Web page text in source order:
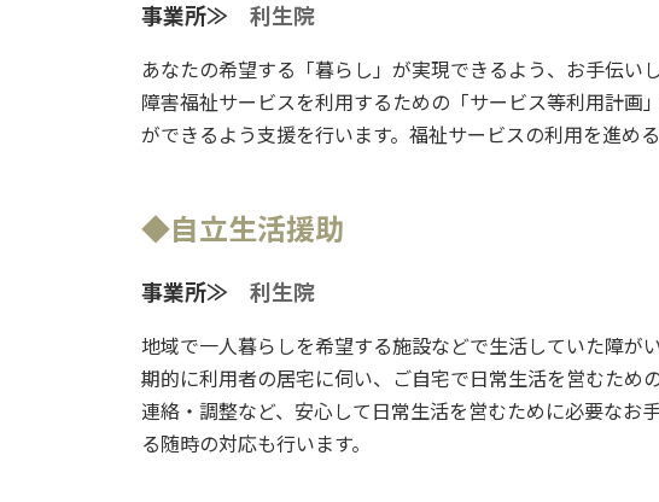
事業所≫ 利生院
あなたの希望する「暮らし」が実現できるよう、お手伝いし
障害福祉サービスを利用するための「サービス等利用計画
ができるよう支援を行います。福祉サービスの利用を進め
◆自立生活援助
事業所≫ 利生院
地域で一人暮らしを希望する施設などで生活していた障が
期的に利用者の居宅に伺い、ご自宅で日常生活を営むため
連絡・調整など、安心して日常生活を営むために必要なお
る随時の対応も行います。